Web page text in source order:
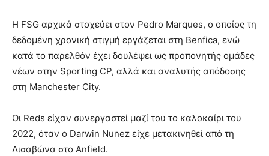
Η FSG αρχικά στοχεύει στον Pedro Marques, ο οποίος τη
δεδομένη χρονική στιγμή εργάζεται στη Benfica, ενώ
κατά το παρελθόν έχει δουλέψει ως προπονητής ομάδες
νέων στην Sporting CP, αλλά και αναλυτής απόδοσης
στη Manchester City.
Οι Reds είχαν συνεργαστεί μαζί του το καλοκαίρι του
2022, όταν ο Darwin Nunez είχε μετακινηθεί από τη
Λισαβώνα στο Anfield.